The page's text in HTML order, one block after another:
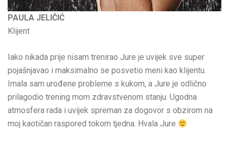
PAULA JELIČIĆ
Klijent
Iako nikada prije nisam trenirao Jure je uvijek sve super
pojašnjavao i maksimalno se posvetio meni kao klijentu.
Imala sam urođene probleme s kukom, a Jure je odlično
prilagodio trening mom zdravstvenom stanju. Ugodna
atmosfera rada i uvijek spreman za dogovor s obzirom na
moj kaotičan raspored tokom tjedna. Hvala Jure